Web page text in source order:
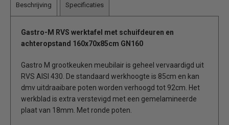
Beschrijving Specificaties
Gastro-M RVS werktafel met schuifdeuren en
achteropstand 160x70x85cm GN160
Gastro M grootkeuken meubilair is geheel vervaardigd uit
RVS AISI 430. De standaard werkhoogte is 85cm en kan
dmv uitdraaibare poten worden verhoogd tot 92cm. Het
werkblad is extra verstevigd met een gemelamineerde
plaat van 18mm. Met ronde poten.